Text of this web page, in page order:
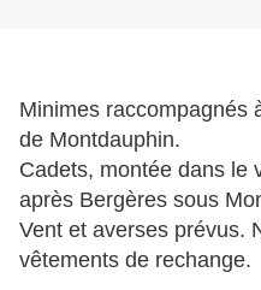
Minimes raccompagnés
de Montdauphin.
Cadets, montée dans le
après Bergères sous
Vent et averses prévus.
vêtements de rechange.